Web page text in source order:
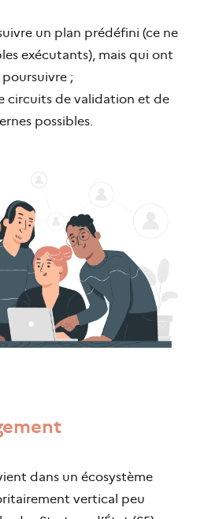
un plan prédéfini (ce ne
exécutants), mais qui ont
;
circuits de validation et de
possibles.
dans un écosystème
vertical peu